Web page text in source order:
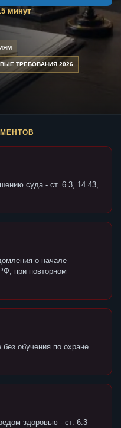
минут
ТРЕБОВАНИЯ 2026
суда - ст. 6.3, 14.43,
о начале
при повторном
обучения по охране
здоровью - ст. 6.3